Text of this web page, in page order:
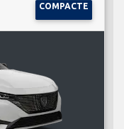
COMPACTE